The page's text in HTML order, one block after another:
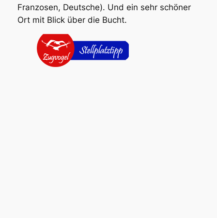
Franzosen, Deutsche). Und ein sehr schöner
Ort mit Blick über die Bucht.